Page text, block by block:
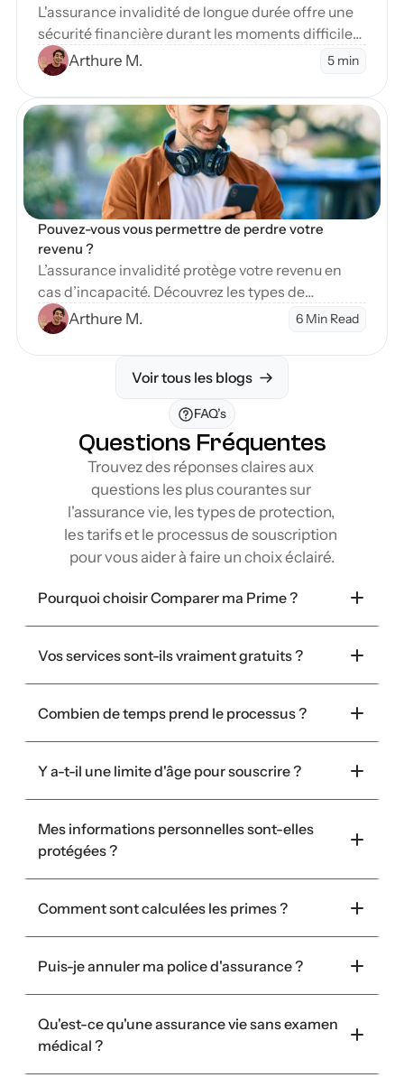
L'assurance invalidité de longue durée offre une
sécurité financière durant les moments difficiles.
Apprenez-en plus sur ses nombreux avantages
essentiels.
Arthure M. 5 min
Blog
Pouvez-vous vous permettre de perdre votre
revenu ?
L’assurance invalidité protège votre revenu en
cas d’incapacité. Découvrez les types de
couverture et étapes pour sécuriser votre avenir
financier.
Arthure M. 6 Min Read
Voir tous les blogs
FAQ’s
Questions Fréquentes
Trouvez des réponses claires aux
questions les plus courantes sur
l'assurance vie, les types de protection,
les tarifs et le processus de souscription
pour vous aider à faire un choix éclairé.
Pourquoi choisir Comparer ma Prime ?
Vos services sont-ils vraiment gratuits ?
Combien de temps prend le processus ?
Y a-t-il une limite d'âge pour souscrire ?
Mes informations personnelles sont-elles
protégées ?
Comment sont calculées les primes ?
Puis-je annuler ma police d'assurance ?
Qu'est-ce qu'une assurance vie sans examen
médical ?